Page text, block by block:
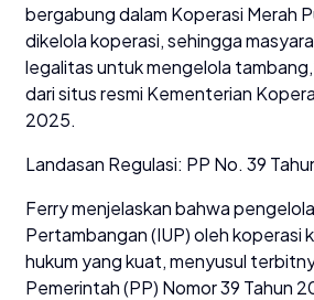
bergabung dalam Koperasi Merah
dikelola koperasi, sehingga
legalitas untuk mengelola
dari situs resmi Kementerian
2025.
Landasan Regulasi: PP No. 39
Ferry menjelaskan bahwa
Pertambangan (IUP) oleh koperasi
hukum yang kuat, menyusul
Pemerintah (PP) Nomor 39 Tahun